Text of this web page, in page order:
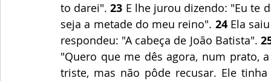
to darei". 23 E lhe jurou dizendo: "Eu te
seja a metade do meu reino". 24 Ela
respondeu: "A cabeça de João Batista".
"Quero que me dês agora, num prato,
triste, mas não pôde recusar. Ele